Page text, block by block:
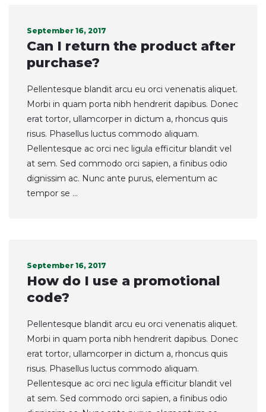
September 16, 2017
Can I return the product after
purchase?
Pellentesque blandit arcu eu orci venenatis aliquet.
Morbi in quam porta nibh hendrerit dapibus. Donec
erat tortor, ullamcorper in dictum a, rhoncus quis
risus. Phasellus luctus commodo aliquam.
Pellentesque ac orci nec ligula efficitur blandit vel
at sem. Sed commodo orci sapien, a finibus odio
dignissim ac. Nunc ante purus, elementum ac
tempor se ...
September 16, 2017
How do I use a promotional
code?
Pellentesque blandit arcu eu orci venenatis aliquet.
Morbi in quam porta nibh hendrerit dapibus. Donec
erat tortor, ullamcorper in dictum a, rhoncus quis
risus. Phasellus luctus commodo aliquam.
Pellentesque ac orci nec ligula efficitur blandit vel
at sem. Sed commodo orci sapien, a finibus odio